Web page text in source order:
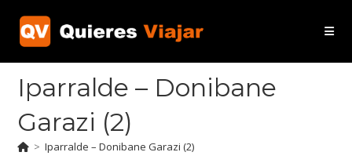
contenido
Iparralde – Donibane
Garazi (2)
> Iparralde – Donibane Garazi (2)